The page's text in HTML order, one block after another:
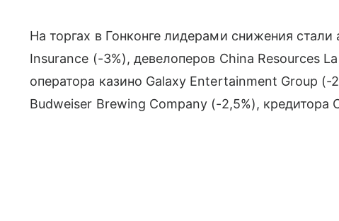
На торгах в Гонконге лидерами снижения
Insurance (-3%), девелоперов China Resources
оператора казино Galaxy Entertainment Group
Budweiser Brewing Company (-2,5%), кредитора